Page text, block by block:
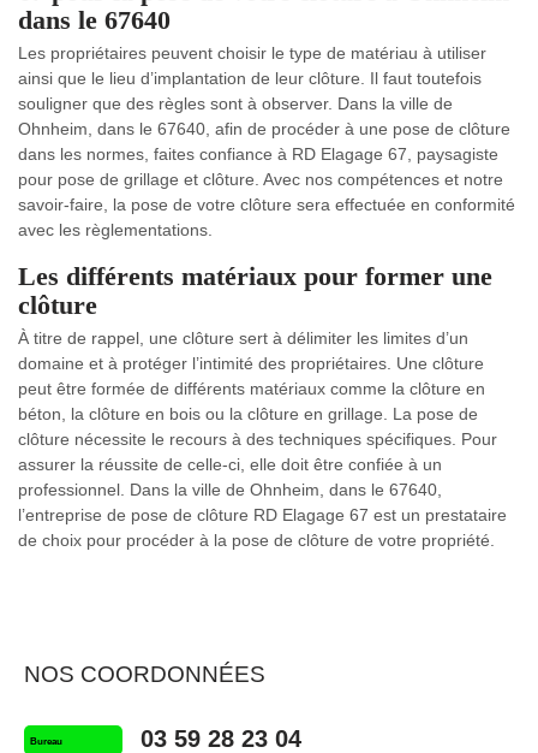
dans le 67640
Les propriétaires peuvent choisir le type de matériau à utiliser
ainsi que le lieu d’implantation de leur clôture. Il faut toutefois
souligner que des règles sont à observer. Dans la ville de
Ohnheim, dans le 67640, afin de procéder à une pose de clôture
dans les normes, faites confiance à RD Elagage 67, paysagiste
pour pose de grillage et clôture. Avec nos compétences et notre
savoir-faire, la pose de votre clôture sera effectuée en conformité
avec les règlementations.
Les différents matériaux pour former une
clôture
À titre de rappel, une clôture sert à délimiter les limites d’un
domaine et à protéger l’intimité des propriétaires. Une clôture
peut être formée de différents matériaux comme la clôture en
béton, la clôture en bois ou la clôture en grillage. La pose de
clôture nécessite le recours à des techniques spécifiques. Pour
assurer la réussite de celle-ci, elle doit être confiée à un
professionnel. Dans la ville de Ohnheim, dans le 67640,
l’entreprise de pose de clôture RD Elagage 67 est un prestataire
de choix pour procéder à la pose de clôture de votre propriété.
NOS COORDONNÉES
Bureau 03 59 28 23 04